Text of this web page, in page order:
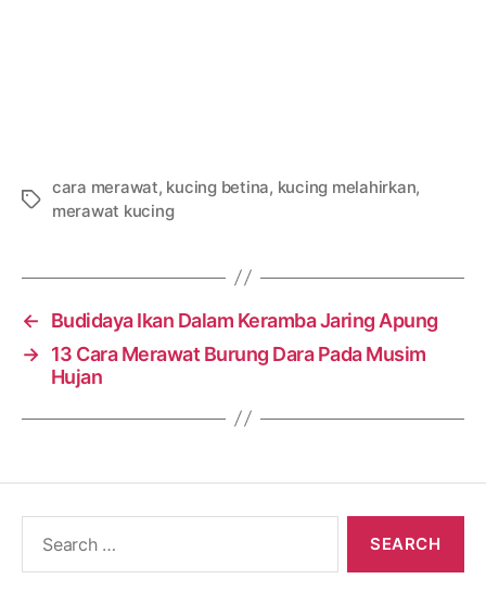
Tags
cara merawat, kucing betina, kucing melahirkan,
merawat kucing
←
Budidaya Ikan Dalam Keramba Jaring Apung
→ 13 Cara Merawat Burung Dara Pada Musim
Hujan